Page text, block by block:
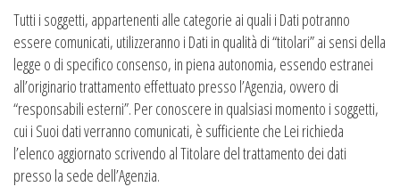
Tutti i soggetti, appartenenti alle categorie ai quali i Dati potranno
essere comunicati, utilizzeranno i Dati in qualità di “titolari” ai sensi della
legge o di specifico consenso, in piena autonomia, essendo estranei
all’originario trattamento effettuato presso l’Agenzia, ovvero di
“responsabili esterni”. Per conoscere in qualsiasi momento i soggetti,
cui i Suoi dati verranno comunicati, è sufficiente che Lei richieda
l’elenco aggiornato scrivendo al Titolare del trattamento dei dati
presso la sede dell’Agenzia.